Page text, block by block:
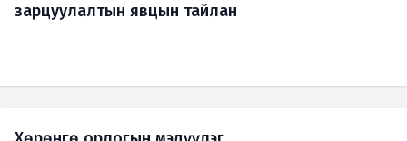
зарцуулалтын явцын тайлан